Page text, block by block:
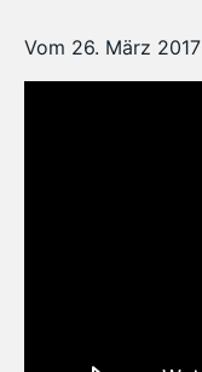
Vom 26. März